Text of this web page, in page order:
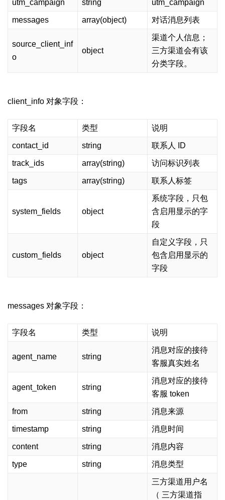
utm_campaign string utm_campaign
messages array(object) 对话消息列表
source_client_inf
o
object
渠道个人信息；
三方渠道会有该
分类字段。
client_info 对象字段：
字段名 类型 说明
contact_id string 联系人 ID
track_ids array(string) 访问标识列表
tags array(string) 联系人标签
system_fields object
系统字段，只包
含启用显示的字
段
custom_fields object
自定义字段，只
包含启用显示的
字段
messages 对象字段：
字段名 类型 说明
agent_name string
消息对应的接待
客服真实姓名
agent_token string
消息对应的接待
客服 token
from string 消息来源
timestamp string 消息时间
content string 消息内容
type string 消息类型
三方渠道用户名
（ 三方渠道指